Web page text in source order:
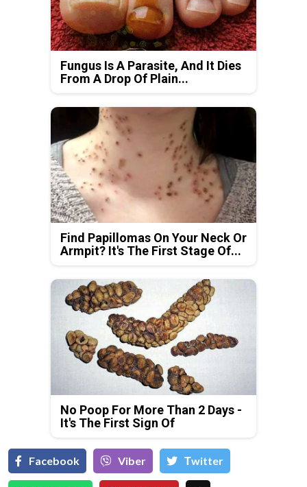
Fungus Is A Parasite, And It Dies
From A Drop Of Plain...
Find Papillomas On Your Neck Or
Armpit? It's The First Stage Of...
No Poop For More Than 2 Days -
It's The First Sign Of
Facebook Viber Тwitter